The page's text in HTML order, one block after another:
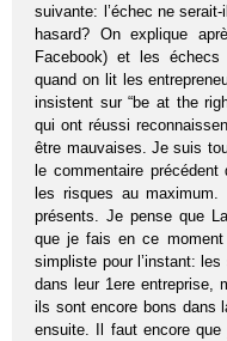
suivante: l’échec ne
hasard? On explique
Facebook) et les
quand on lit les
insistent sur “be at the
qui ont réussi
être mauvaises. Je suis
le commentaire
les risques au
présents. Je pense que
que je fais en ce moment
simpliste pour l’instant:
dans leur 1ere entreprise,
ils sont encore bons dans
ensuite. Il faut encore que